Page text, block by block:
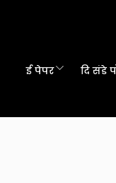
ई पेपर दि संडे